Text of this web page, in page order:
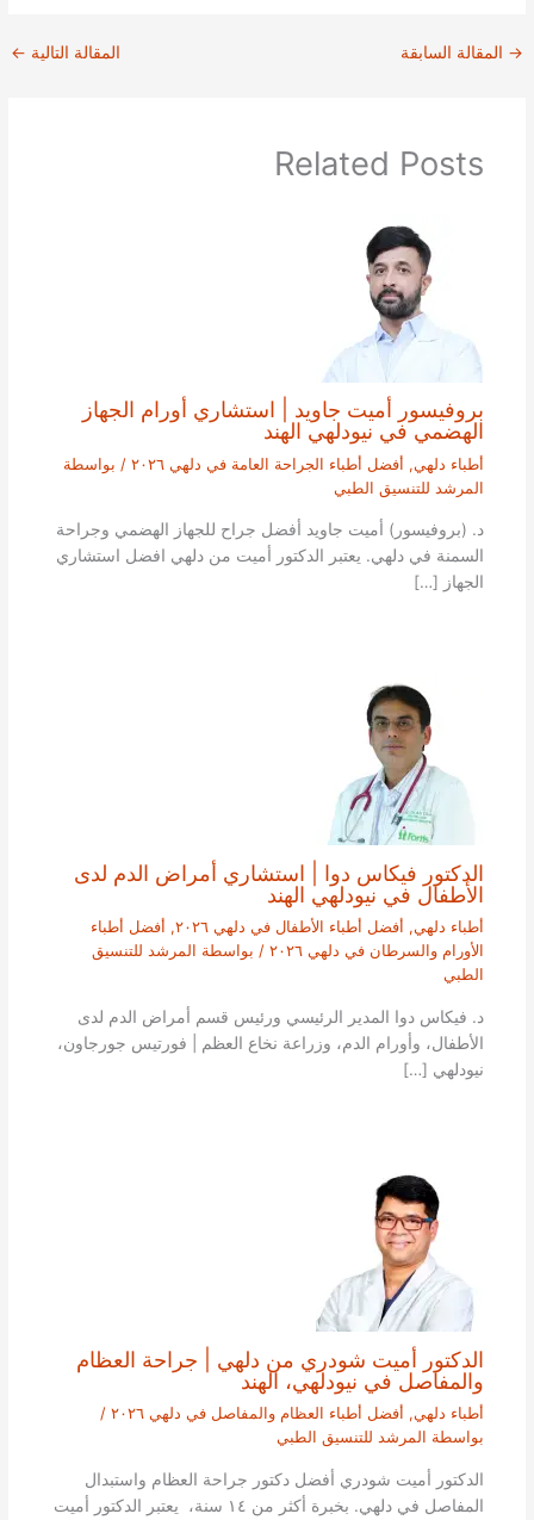
→ المقالة السابقة المقالة التالية ←
Related Posts
بروفيسور أميت جاويد | استشاري أورام الجهاز
الهضمي في نيودلهي الهند
أطباء دلهي, أفضل أطباء الجراحة العامة في دلهي ٢٠٢٦
/ بواسطة
المرشد للتنسيق الطبي
د. (بروفيسور) أميت جاويد أفضل جراح للجهاز الهضمي وجراحة
السمنة في دلهي. يعتبر الدكتور أميت من دلهي افضل استشاري
الجهاز […]
الدكتور فيكاس دوا | استشاري أمراض الدم لدى
الأطفال في نيودلهي الهند
أطباء دلهي, أفضل أطباء الأطفال في دلهي ٢٠٢٦ , أفضل أطباء
الأورام والسرطان في دلهي ٢٠٢٦
/ بواسطة المرشد للتنسيق
الطبي
د. فيكاس دوا المدير الرئيسي ورئيس قسم أمراض الدم لدى
الأطفال، وأورام الدم، وزراعة نخاع العظم | فورتيس جورجاون،
نيودلهي […]
الدكتور أميت شودري من دلهي | جراحة العظام
والمفاصل في نيودلهي، الهند
أطباء دلهي, أفضل أطباء العظام والمفاصل في دلهي ٢٠٢٦
/
بواسطة المرشد للتنسيق الطبي
الدكتور أميت شودري أفضل دكتور جراحة العظام واستبدال
المفاصل في دلهي. بخبرة أكثر من ١٤ سنة، يعتبر الدكتور أميت